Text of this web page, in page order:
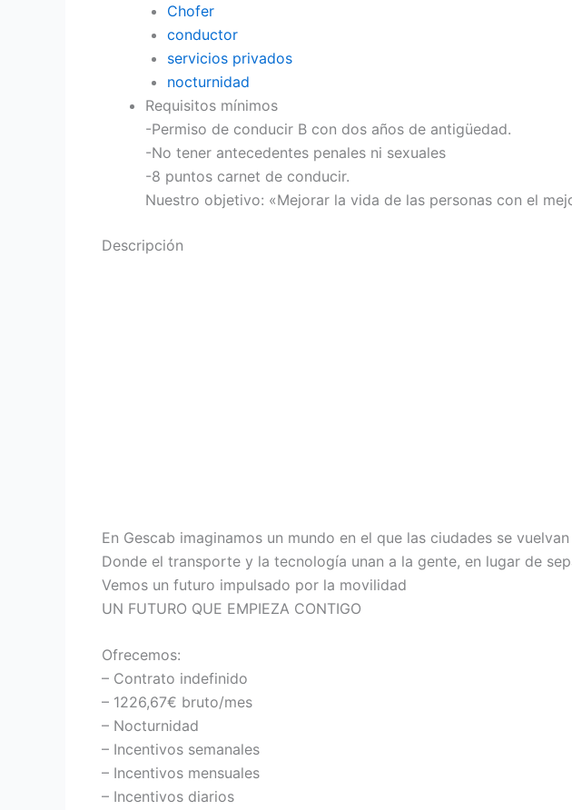
Chofer
conductor
servicios privados
nocturnidad
Requisitos mínimos
-Permiso de conducir B con dos años de antigüedad.
-No tener antecedentes penales ni sexuales
-8 puntos carnet de conducir.
Nuestro objetivo: «Mejorar la vida de las personas con el
Descripción
En Gescab imaginamos un mundo en el que las ciudades se
Donde el transporte y la tecnología unan a la gente, en lugar de
Vemos un futuro impulsado por la movilidad
UN FUTURO QUE EMPIEZA CONTIGO
Ofrecemos:
– Contrato indefinido
– 1226,67€ bruto/mes
– Nocturnidad
– Incentivos semanales
– Incentivos mensuales
– Incentivos diarios